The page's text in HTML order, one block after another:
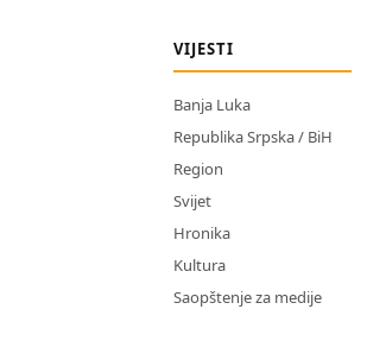
VIJESTI
Banja Luka
Republika Srpska / BiH
Region
Svijet
Hronika
Kultura
Saopštenje za medije